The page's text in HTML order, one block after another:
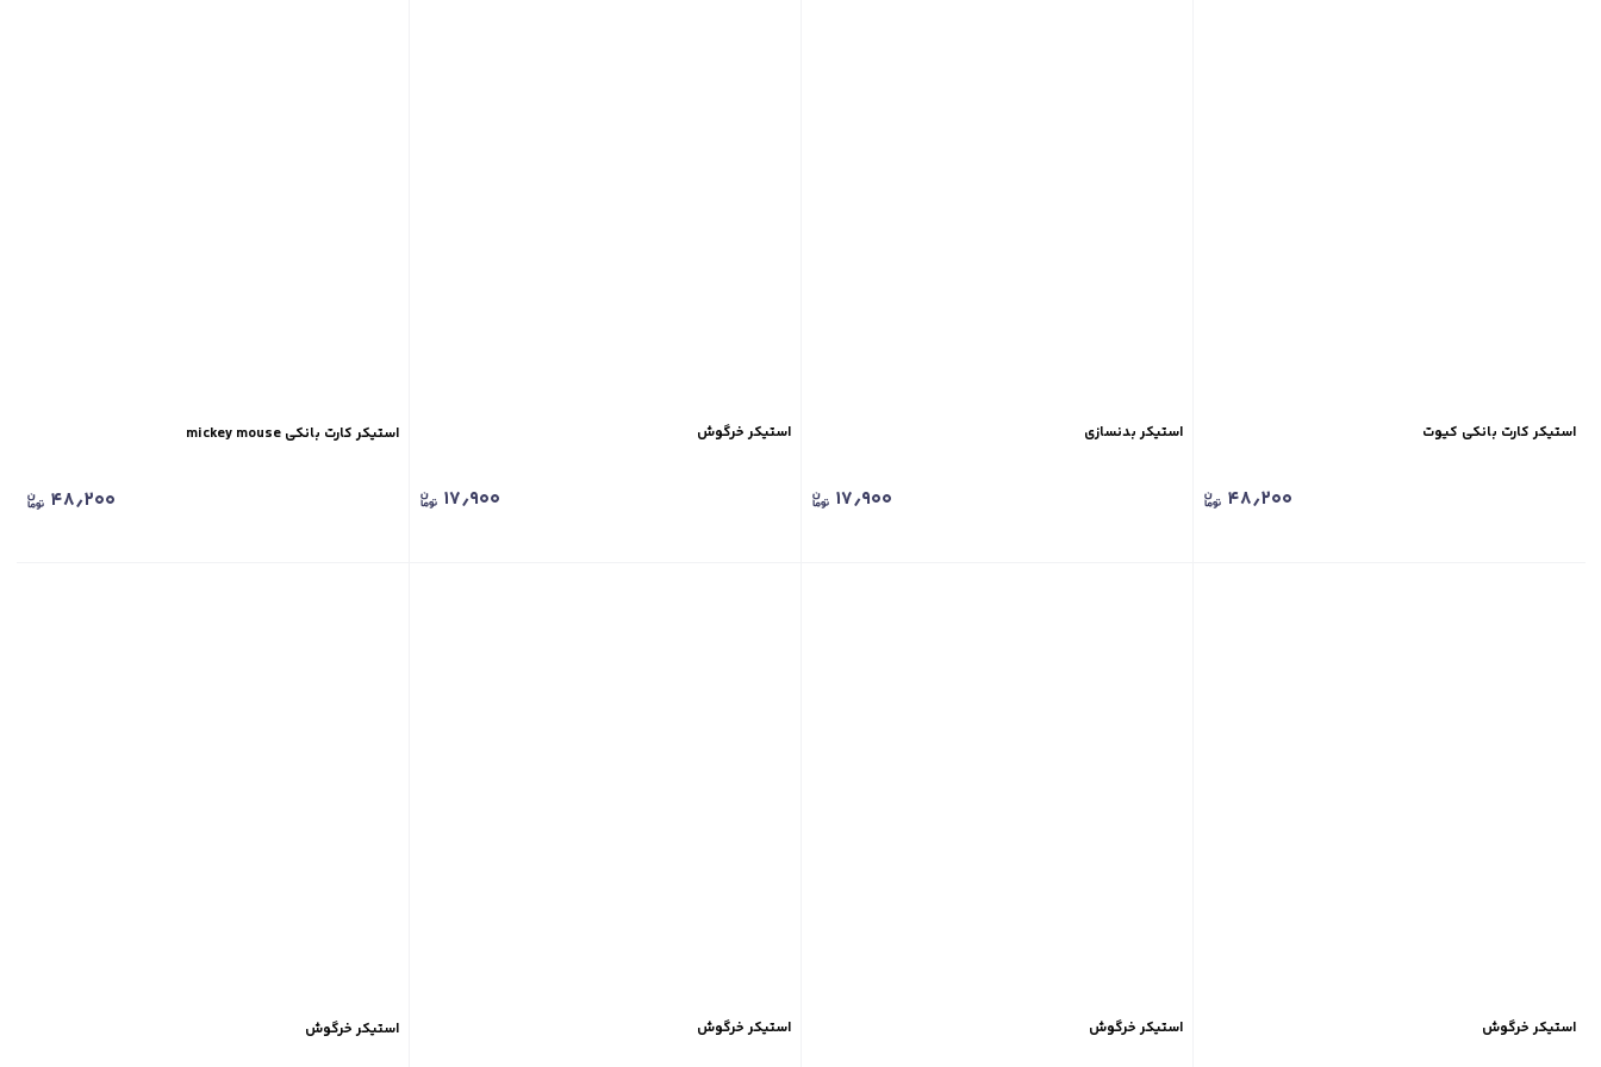
استیکر کارت بانکی کیوت
۴۸٫۲۰۰
استیکر بدنسازی
۱۷٫۹۰۰
استیکر خرگوش
۱۷٫۹۰۰
استیکر کارت بانکی mickey mouse
۴۸٫۲۰۰
استیکر خرگوش استیکر خرگوش استیکر خرگوش استیکر خرگوش